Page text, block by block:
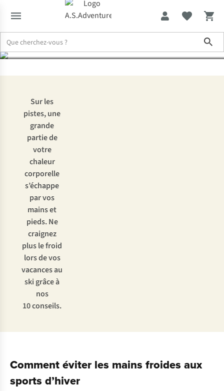
chaud !
Sur les
pistes, une
grande
partie de
votre
chaleur
corporelle
s’échappe
par vos
mains et
pieds. Ne
craignez
plus le froid
lors de vos
vacances au
ski grâce à
nos
10 conseils.
Comment éviter les mains froides aux
sports d’hiver